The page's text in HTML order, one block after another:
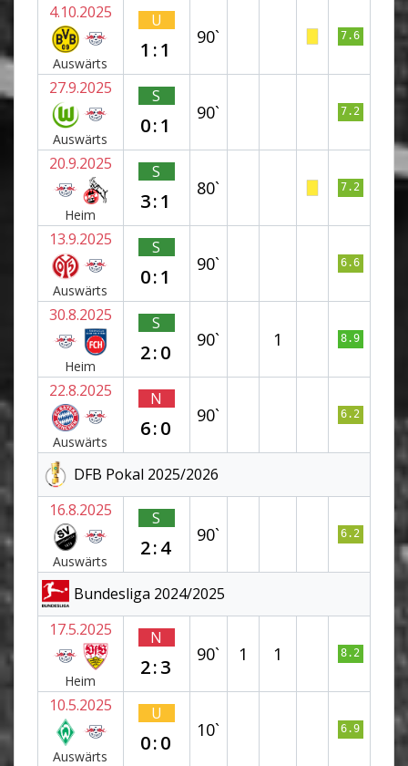
4.10.2025
Auswärts
U
1:1
90` 7.6
27.9.2025
Auswärts
S
0:1
90` 7.2
20.9.2025
Heim
S
3:1
80` 7.2
13.9.2025
Auswärts
S
0:1
90` 6.6
30.8.2025
Heim
S
2:0
90` 1 8.9
22.8.2025
Auswärts
N
6:0
90` 6.2
DFB Pokal 2025/2026
16.8.2025
Auswärts
S
2:4
90` 6.2
Bundesliga 2024/2025
17.5.2025
Heim
N
2:3
90` 1 1 8.2
10.5.2025
Auswärts
U
0:0
10` 6.9